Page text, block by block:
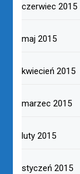
czerwiec 2015
maj 2015
kwiecień 2015
marzec 2015
luty 2015
styczeń 2015